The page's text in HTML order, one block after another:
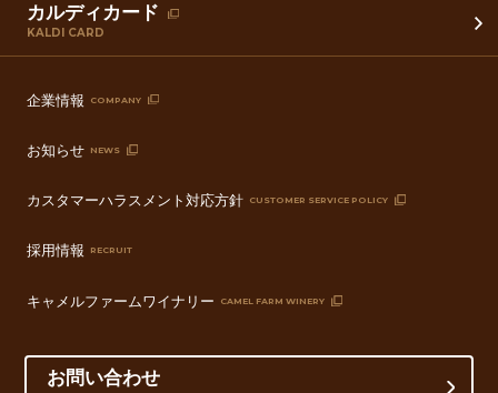
カルディカード
KALDI CARD
企業情報 COMPANY
お知らせ NEWS
カスタマーハラスメント対応方針 CUSTOMER SERVICE POLICY
採用情報 RECRUIT
キャメルファームワイナリー CAMEL FARM WINERY
お問い合わせ